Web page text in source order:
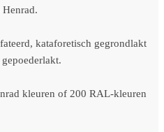
kataforetisch gegrondlakt
kleuren of 200 RAL-kleuren